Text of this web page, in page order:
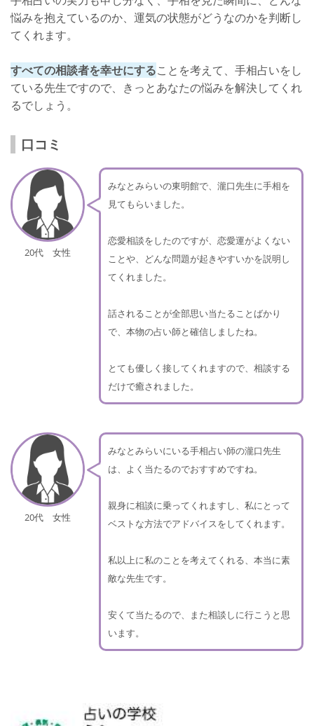
悩みを抱えているのか、運気の状態がどうなのかを判断し
てくれます。
すべての相談者を幸せにすることを考えて、手相占いをし
ている先生ですので、きっとあなたの悩みを解決してくれ
るでしょう。
口コミ
20代 女性
みなとみらいの東明館で、瀧口先生に手相を
見てもらいました。
恋愛相談をしたのですが、恋愛運がよくない
ことや、どんな問題が起きやすいかを説明し
てくれました。
話されることが全部思い当たることばかり
で、本物の占い師と確信しましたね。
とても優しく接してくれますので、相談する
だけで癒されました。
20代 女性
みなとみらいにいる手相占い師の瀧口先生
は、よく当たるのでおすすめですね。
親身に相談に乗ってくれますし、私にとって
ベストな方法でアドバイスをしてくれます。
私以上に私のことを考えてくれる、本当に素
敵な先生です。
安くて当たるので、また相談しに行こうと思
います。